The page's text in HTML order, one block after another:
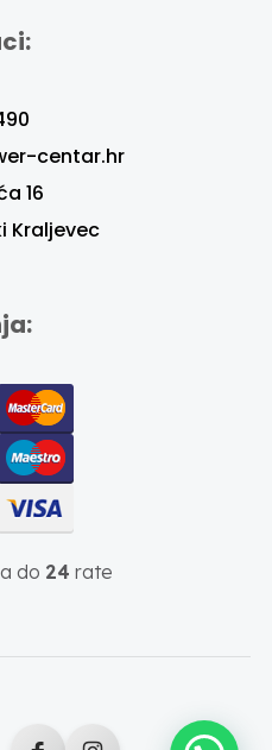
centar.hr
16
Kraljevec
do 24 rate